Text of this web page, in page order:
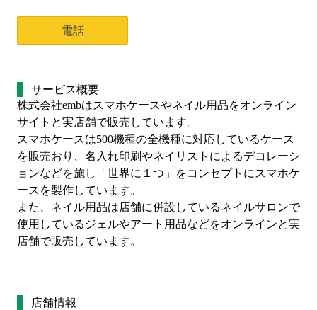
電話
サービス概要
株式会社embはスマホケースやネイル用品をオンライン
サイトと実店舗で販売しています。
スマホケースは500機種の全機種に対応しているケース
を販売おり、名入れ印刷やネイリストによるデコレーシ
ョンなどを施し「世界に１つ」をコンセプトにスマホケ
ースを製作しています。
また、ネイル用品は店舗に併設しているネイルサロンで
使用しているジェルやアート用品などをオンラインと実
店舗で販売しています。
店舗情報